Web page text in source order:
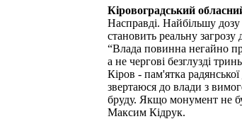
Кіровоградський
Насправді. Найбільшу дозу
становить реальну
“Влада повинна негайно
а не чергові безглузді
Кіров - пам'ятка
звертаюся до влади з
бруду. Якщо монумент не
Максим Кідрук.